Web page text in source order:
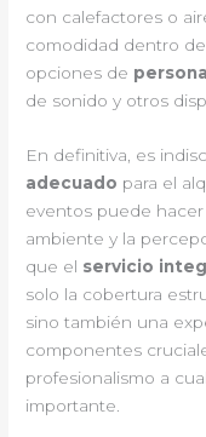
con calefactores o
comodidad dentro
opciones de
de sonido y otros
En definitiva, es
adecuado para el
eventos puede
ambiente y la
que el servicio
solo la cobertura
sino también una
componentes
profesionalismo a
importante.